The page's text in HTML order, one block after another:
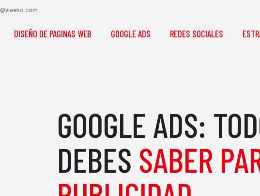
DISEÑO DE PAGINAS WEB GOOGLE ADS REDES SOCIALES
GOOGLE ADS:
DEBES SABER